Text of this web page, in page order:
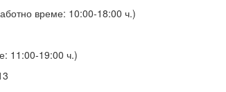
време: 10:00-18:00 ч.)
11:00-19:00 ч.)